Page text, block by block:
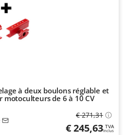
à deux boulons réglable et
motoculteurs de 6 à 10 CV
€ 271,31
€ 245,63 TVA
Inclus